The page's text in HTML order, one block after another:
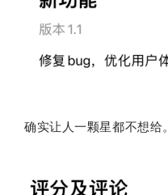
确实让人一颗星都不想给。